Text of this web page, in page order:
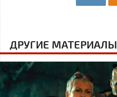
ДРУГИЕ МАТЕРИАЛЫ